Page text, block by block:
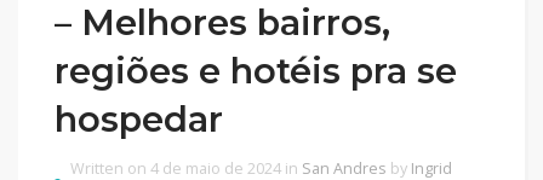
– Melhores bairros,
regiões e hotéis pra se
hospedar
Written on 4 de maio de 2024 in San Andres by Ingrid